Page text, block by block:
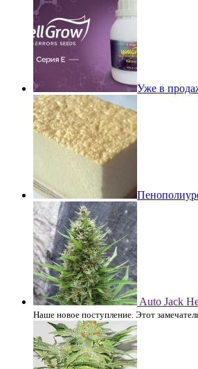
Уже в
Auto Jack
Наше новое поступление. Этот